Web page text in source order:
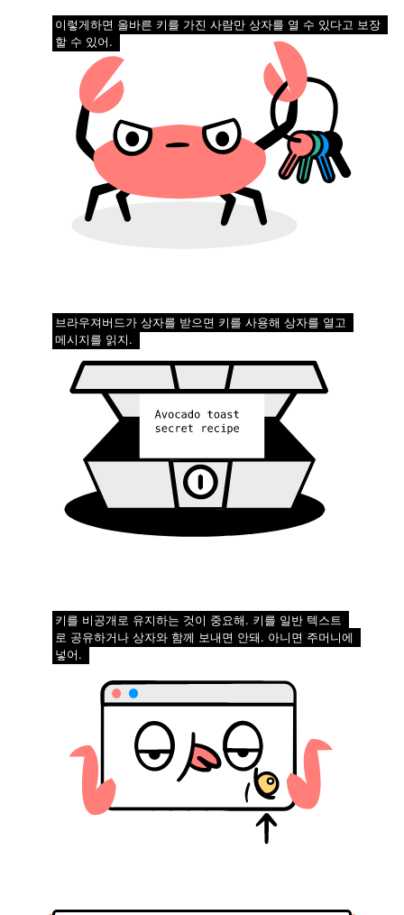
이렇게하면 올바른 키를 가진 사람만 상자를 열 수 있다고 보장
할 수 있어.
브라우져버드가 상자를 받으면 키를 사용해 상자를 열고
메시지를 읽지.
키를 비공개로 유지하는 것이 중요해. 키를 일반 텍스트
로 공유하거나 상자와 함께 보내면 안돼. 아니면 주머니에
넣어.